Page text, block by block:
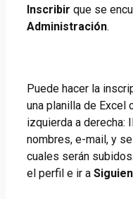
Inscribir que se
Administración.
Puede hacer la
una planilla de
izquierda a derecha:
nombres, e-mail, y
cuales serán
el perfil e ir a